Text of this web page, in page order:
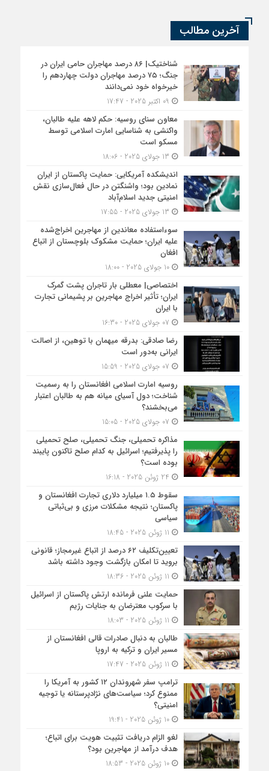
آخرین مطالب
شناختیک| ۸۶ درصد مهاجران حامی ایران در
جنگ؛ ۷۵ درصد مهاجران دولت چهاردهم را
خیرخواه خود نمی‌دانند
معاون سنای روسیه: حکم لاهه علیه طالبان،
واکنشی به شناسایی امارت اسلامی توسط
مسکو است
اندیشکده آمریکایی: حمایت پاکستان از ایران
نمادین بود؛ واشنگتن در حال فعال‌سازی نقش
امنیتی جدید اسلام‌آباد
سوءاستفاده معاندین از مهاجرین اخراج‌شده
علیه ایران؛ حمایت مشکوک بلوچستان از اتباع
افغان
10 جولای 2025 - 18:00
اختصاصی| معطلی بار تاجران پشت گمرک
ایران؛ تأثیر اخراج مهاجرین بر پشیمانی تجارت
با ایران
رضا صادقی: بدرقه میهمان با توهین، از اصالت
ایرانی به‌دور است
روسیه امارت اسلامی افغانستان را به رسمیت
شناخت؛ دول آسیای میانه هم به طالبان اعتبار
می‎‌بخشند؟
مذاکره تحمیلی، جنگ تحمیلی، صلح تحمیلی
را پذیرفتیم؛ اسرائیل به کدام صلح تاکنون پایبند
بوده است؟
سقوط ۱.۵ میلیارد دلاری تجارت افغانستان و
پاکستان؛ نتیجه مشکلات مرزی و بی‌ثباتی
سیاسی
تعیین‌تکلیف ۶۲ درصد از اتباع غیرمجاز؛ قانونی
بروید تا امکان بازگشت وجود داشته باشد
حمایت علنی فرمانده ارتش پاکستان از اسرائیل
با سرکوب معترضان به جنایات رژیم
طالبان به دنبال صادرات قالی افغانستان از
مسیر ایران و ترکیه به اروپا
ترامپ سفر شهروندان ۱۲ کشور به آمریکا را
ممنوع کرد؛ سیاست‌های نژادپرستانه یا توجیه
امنیتی؟
10 ژوئن 2025 - 19:41
لغو الزام دریافت تثبیت هویت برای اتباع؛
هدف درآمد از مهاجرین بود؟
10 ژوئن 2025 - 18:53